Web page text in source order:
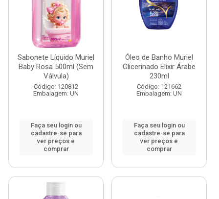
Sabonete Líquido Muriel
Baby Rosa 500ml (Sem
Válvula)
Código: 120812
Embalagem: UN
Faça seu login ou
cadastre-se para
ver preços e
comprar
Óleo de Banho Muriel
Glicerinado Elixir Árabe
230ml
Código: 121662
Embalagem: UN
Faça seu login ou
cadastre-se para
ver preços e
comprar